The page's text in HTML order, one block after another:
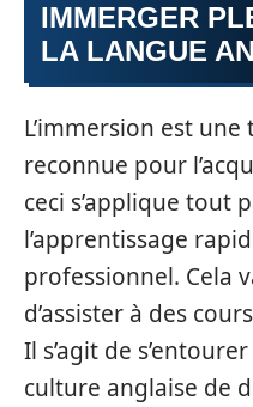
IMMERGER
LA LANGUE
L’immersion est
reconnue pour
ceci s’applique tout
l’apprentissage
professionnel. Cela
d’assister à des
Il s’agit de
culture anglaise de